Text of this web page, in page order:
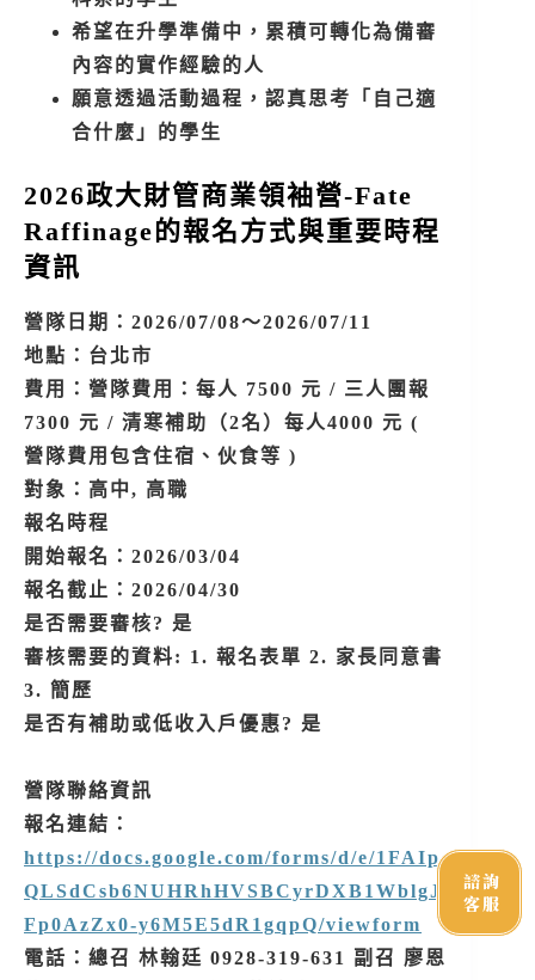
希望在升學準備中，累積可轉化為備審
內容的實作經驗的人
願意透過活動過程，認真思考「自己適
合什麼」的學生
2026政大財管商業領袖營-Fate
Raffinage的報名方式與重要時程
資訊
營隊日期：2026/07/08～2026/07/11
地點：台北市
費用：營隊費用：每人 7500 元 / 三人團報
7300 元 / 清寒補助（2名）每人4000 元 (
營隊費用包含住宿、伙食等 )
對象：高中, 高職
報名時程
開始報名：2026/03/04
報名截止：2026/04/30
是否需要審核? 是
審核需要的資料: 1. 報名表單 2. 家長同意書
3. 簡歷
是否有補助或低收入戶優惠? 是
營隊聯絡資訊
報名連結：
https://docs.google.com/forms/d/e/1FAIp
QLSdCsb6NUHRhHVSBCyrDXB1WblgJ
Fp0AzZx0-y6M5E5dR1gqpQ/viewform
電話：總召 林翰廷 0928-319-631 副召 廖恩
諮詢
客服